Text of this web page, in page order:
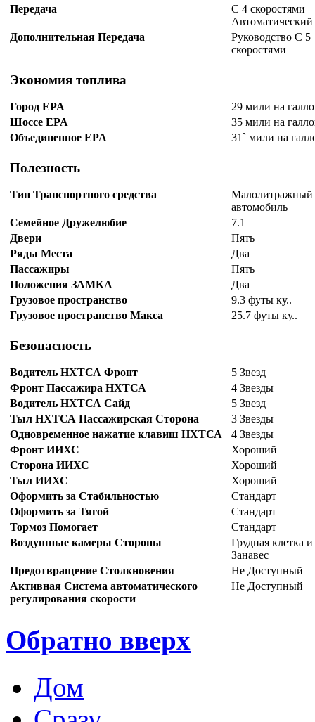
Передача
С 4 скоростями
Автоматический
Дополнительная Передача
Руководство С 5
скоростями
Экономия топлива
Город EPA
29 мили на
Шоссе EPA
35 мили на
Объединенное EPA
31` мили на
Полезность
Тип Транспортного средства
Малолитражный
автомобиль
Семейное Дружелюбие
7.1
Двери
Пять
Ряды Места
Два
Пассажиры
Пять
Положения ЗАМКА
Два
Грузовое пространство
9.3 футы ку..
Грузовое пространство Макса
25.7 футы ку..
Безопасность
Водитель НХТСА Фронт
5 Звезд
Фронт Пассажира НХТСА
4 Звезды
Водитель НХТСА Сайд
5 Звезд
Тыл НХТСА Пассажирская Сторона
3 Звезды
Одновременное нажатие клавиш НХТСА
4 Звезды
Фронт ИИХС
Хороший
Сторона ИИХС
Хороший
Тыл ИИХС
Хороший
Оформить за Стабильностью
Стандарт
Оформить за Тягой
Стандарт
Тормоз Помогает
Стандарт
Воздушные камеры Стороны
Грудная клетка и
Занавес
Предотвращение Столкновения
Не Доступный
Активная Система автоматического
регулирования скорости
Не Доступный
Обратно вверх
Дом